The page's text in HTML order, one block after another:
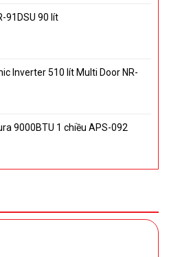
91DSU 90 lít
Inverter 510 lít Multi Door NR-
9000BTU 1 chiều APS-092